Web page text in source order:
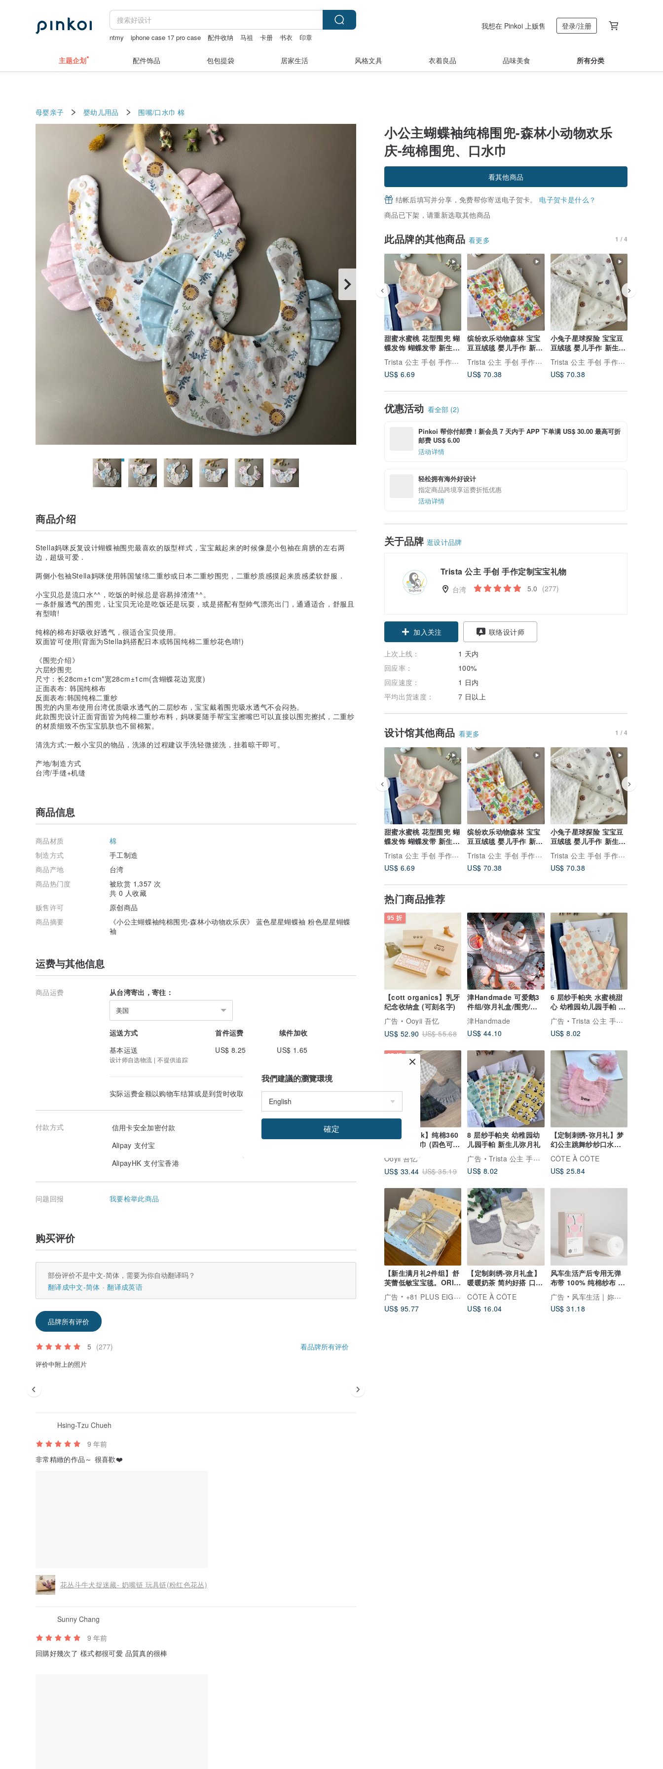
ntmy iphone case 17 pro case 配件收纳 马祖 卡册 书衣
印章
我想在 Pinkoi 上贩售 登录/注册
主题企划 配件饰品 包包提袋 居家生活 风格文具 衣着良品 品味美食 所有分类
母婴亲子 婴幼儿用品 围嘴/口水巾 棉
小公主蝴蝶袖纯棉围兜-森林小动物欢乐
庆-纯棉围兜、口水巾
看其他商品
结帐后填写并分享，免费帮你寄送电子贺卡。 电子贺卡是什么？
商品已下架，请重新选取其他商品
此品牌的其他商品 看更多 1 / 4
甜蜜水蜜桃 花型围兜 蝴
蝶发饰 蝴蝶发带 新生儿
Trista 公主 手创 手作定制宝宝礼物
US$ 6.69
缤纷欢乐动物森林 宝宝
豆豆绒毯 婴儿手作 新生
Trista 公主 手创 手作定制宝宝礼物
US$ 70.38
小兔子星球探险 宝宝豆
豆绒毯 婴儿手作 新生儿
Trista 公主 手创 手作定制宝宝礼物
US$ 70.38
优惠活动 看全部 (2)
Pinkoi 帮你付邮费！新会员 7 天内于 APP 下单满 US$ 30.00 最高可折
邮费 US$ 6.00
活动详情
轻松拥有海外好设计
指定商品跨境享运费折抵优惠
活动详情
关于品牌 逛设计品牌
Trista 公主 手创 手作定制宝宝礼物
台湾 5.0 (277)
加入关注 联络设计师
上次上线：
1 天内
回应率：
100%
回应速度：
1 日内
平均出货速度：
7 日以上
设计馆其他商品 看更多 1 / 4
甜蜜水蜜桃 花型围兜 蝴
蝶发饰 蝴蝶发带 新生儿
弥月礼
Trista 公主 手创 手作定制宝宝礼物
US$ 6.69
缤纷欢乐动物森林 宝宝
豆豆绒毯 婴儿手作 新生
儿礼
Trista 公主 手创 手作定制宝宝礼物
US$ 70.38
小兔子星球探险 宝宝豆
豆绒毯 婴儿手作 新生儿
礼
Trista 公主 手创 手作定制宝宝礼物
US$ 70.38
热门商品推荐
95 折
【cott organics】乳牙
纪念收纳盒 (可刻名字)
广告
Ooyii 吾忆
US$ 52.90 US$ 55.68
津Handmade 可爱鹅3
件组/弥月礼盒/围兜/平
安符袋/安抚巾
津Handmade
US$ 44.10
6 层纱手帕夹 水蜜桃甜
心 幼稚园幼儿园手帕 新
生儿弥月礼
广告
Trista 公主 手创 手作定制宝宝礼物
US$ 8.02
95 折
【cocowalk】纯棉360
度围兜口水巾 (四色可
Ooyii 吾忆
US$ 33.44 US$ 35.19
8 层纱手帕夹 幼稚园幼
儿园手帕 新生儿弥月礼
广告
Trista 公主 手创 手作定制宝宝礼物
US$ 8.02
【定制刺绣-弥月礼】梦
幻公主跳舞纱纱口水巾
花朵发带
CÔTE À CÔTE
US$ 25.84
【新生满月礼2件组】舒
芙蕾低敏宝宝毯。ORIM
纯棉洗澡巾
广告
+81 PLUS EIGHTY ONE
US$ 95.77
【定制刺绣-弥月礼盒】
暖暖奶茶 简约好搭 口水
巾
CÔTE À CÔTE
US$ 16.04
风车生活产后专用无弹
布带 100% 纯棉纱布 -
坐月子周边
广告
风车生活 | 妳的健康调理专家
US$ 31.18
商品介绍
Stella妈咪反复设计蝴蝶袖围兜最喜欢的版型样式，宝宝戴起来的时候像是小包袖在肩膀的左右两
边，超级可爱．
两侧小包袖Stella妈咪使用韩国皱绵二重纱或日本二重纱围兜，二重纱质感摸起来质感柔软舒服．
小宝贝总是流口水^^，吃饭的时候总是容易掉渣渣^^。
一条舒服透气的围兜，让宝贝无论是吃饭还是玩耍，或是搭配有型帅气漂亮出门，通通适合，舒服且
有型唷!
纯棉的棉布好吸收好透气，很适合宝贝使用。
双面皆可使用(背面为Stella妈搭配日本或韩国纯棉二重纱花色唷!)
《围兜介绍》
六层纱围兜
尺寸：长28cm±1cm*宽28cm±1cm(含蝴蝶花边宽度)
正面表布: 韩国纯棉布
反面表布:韩国纯棉二重纱
围兜的内里布使用台湾优质吸水透气的二层纱布，宝宝戴着围兜吸水透气不会闷热。
此款围兜设计正面背面皆为纯棉二重纱布料，妈咪要随手帮宝宝擦嘴巴可以直接以围兜擦拭，二重纱
的材质细致不伤宝宝肌肤也不留棉絮。
清洗方式:一般小宝贝的物品，洗涤的过程建议手洗轻微搓洗，挂着晾干即可。
产地/制造方式
台湾/手缝+机缝
商品信息
商品材质
棉
制造方式
手工制造
商品产地
台湾
商品热门度
被欣赏 1,357 次
共 0 人收藏
贩售许可
原创商品
商品摘要
《小公主蝴蝶袖纯棉围兜-森林小动物欢乐庆》 蓝色星星蝴蝶袖 粉色星星蝴蝶
袖
运费与其他信息
商品运费 从台湾寄出，寄往：
美国
运送方式 首件运费
续件加收
基本运送
US$ 8.25 US$ 1.65
设计师自选物流 | 不提供追踪
实际运费金额以购物车结算或是到货时收取的金额为准。
付款方式
信用卡安全加密付款
Alipay 支付宝
AlipayHK 支付宝香港
问题回报 我要检举此商品
购买评价
部份评价不是中文-简体，需要为你自动翻译吗？
翻译成中文-简体
翻译成英语
品牌所有评价
5 (277) 看品牌所有评价
评价中附上的照片
Hsing-Tzu Chueh
9 年前
非常精緻的作品～ 很喜歡❤️
花丛斗牛犬捉迷藏- 奶嘴链 玩具链(粉红色花丛)
Sunny Chang
9 年前
回購好幾次了 樣式都很可愛 品質真的很棒
我們建議的瀏覽環境
確定